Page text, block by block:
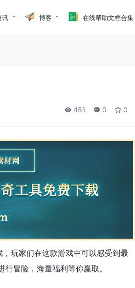
讯 博客 在线帮助文档合集
451 0 0
，玩家们在这款游戏中可以感受到最
冒险，海量福利等你赢取。